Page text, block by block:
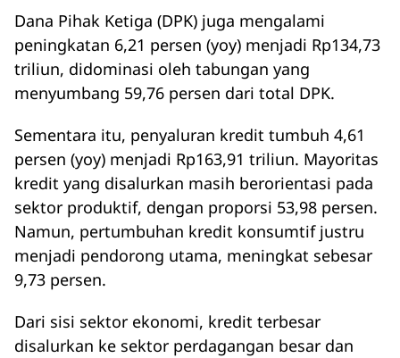
Dana Pihak Ketiga (DPK) juga mengalami
peningkatan 6,21 persen (yoy) menjadi Rp134,73
triliun, didominasi oleh tabungan yang
menyumbang 59,76 persen dari total DPK.
Sementara itu, penyaluran kredit tumbuh 4,61
persen (yoy) menjadi Rp163,91 triliun. Mayoritas
kredit yang disalurkan masih berorientasi pada
sektor produktif, dengan proporsi 53,98 persen.
Namun, pertumbuhan kredit konsumtif justru
menjadi pendorong utama, meningkat sebesar
9,73 persen.
Dari sisi sektor ekonomi, kredit terbesar
disalurkan ke sektor perdagangan besar dan